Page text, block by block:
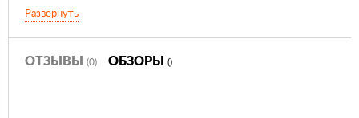
Развернуть
ОТЗЫВЫ (0) ОБЗОРЫ ()